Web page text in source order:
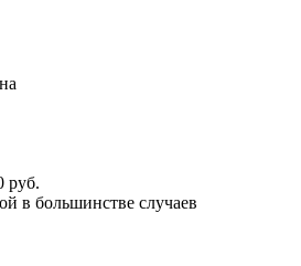
руб.
в большинстве случаев